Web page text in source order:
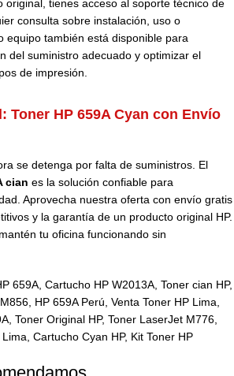
original, tienes acceso al soporte técnico de
consulta sobre instalación, uso o
equipo también está disponible para
del suministro adecuado y optimizar el
de impresión.
Toner HP 659A Cyan con Envío
se detenga por falta de suministros. El
cian es la solución confiable para
Aprovecha nuestra oferta con envío gratis
y la garantía de un producto original HP.
tu oficina funcionando sin
659A, Cartucho HP W2013A, Toner cian HP,
HP 659A Perú, Venta Toner HP Lima,
Toner Original HP, Toner LaserJet M776,
Cartucho Cyan HP, Kit Toner HP